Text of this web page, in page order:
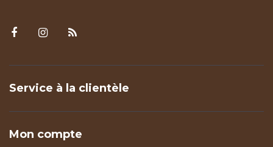
Service à la clientèle
Mon compte